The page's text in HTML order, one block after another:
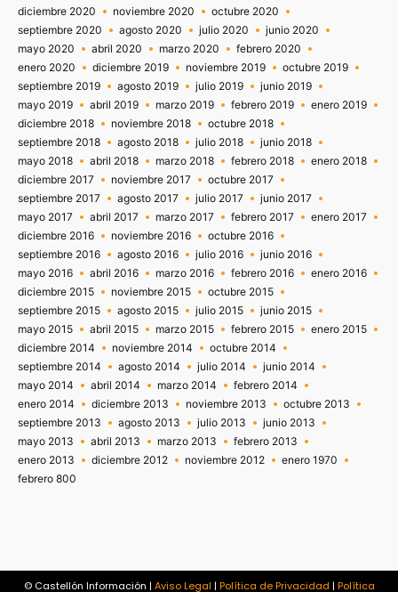
diciembre 2020
noviembre 2020
octubre 2020
septiembre 2020
agosto 2020 julio 2020
junio 2020
mayo 2020
abril 2020 marzo 2020
febrero 2020
enero 2020
diciembre 2019 noviembre 2019
octubre 2019
septiembre 2019
agosto 2019 julio 2019
junio 2019
mayo 2019
abril 2019 marzo 2019 febrero 2019
enero 2019
diciembre 2018
noviembre 2018
octubre 2018
septiembre 2018
agosto 2018 julio 2018
junio 2018
mayo 2018
abril 2018 marzo 2018 febrero 2018
enero 2018
diciembre 2017
noviembre 2017
octubre 2017
septiembre 2017
agosto 2017 julio 2017
junio 2017
mayo 2017
abril 2017 marzo 2017 febrero 2017
enero 2017
diciembre 2016
noviembre 2016
octubre 2016
septiembre 2016
agosto 2016 julio 2016
junio 2016
mayo 2016
abril 2016 marzo 2016 febrero 2016
enero 2016
diciembre 2015
noviembre 2015
octubre 2015
septiembre 2015
agosto 2015 julio 2015
junio 2015
mayo 2015
abril 2015 marzo 2015 febrero 2015
enero 2015
diciembre 2014
noviembre 2014
octubre 2014
septiembre 2014
agosto 2014 julio 2014
junio 2014
mayo 2014
abril 2014 marzo 2014
febrero 2014
enero 2014
diciembre 2013 noviembre 2013
octubre 2013
septiembre 2013
agosto 2013 julio 2013
junio 2013
mayo 2013
abril 2013 marzo 2013
febrero 2013
enero 2013
diciembre 2012 noviembre 2012
enero 1970
febrero 800
© Castellón Información | Aviso Legal | Política de Privacidad | Política